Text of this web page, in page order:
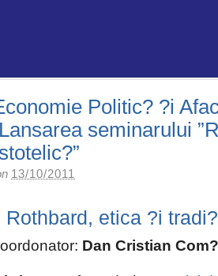
Politic? ?i
seminarului
13/10/2011
Rothbard, etica ?i
Dan Cristian